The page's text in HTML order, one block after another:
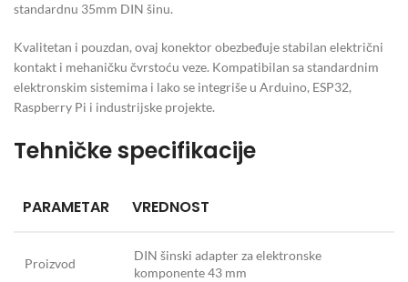
standardnu 35mm DIN šinu.
Kvalitetan i pouzdan, ovaj konektor obezbeđuje stabilan električni
kontakt i mehaničku čvrstoću veze. Kompatibilan sa standardnim
elektronskim sistemima i lako se integriše u Arduino, ESP32,
Raspberry Pi i industrijske projekte.
Tehničke specifikacije
PARAMETAR VREDNOST
Proizvod
DIN šinski adapter za elektronske
komponente 43 mm